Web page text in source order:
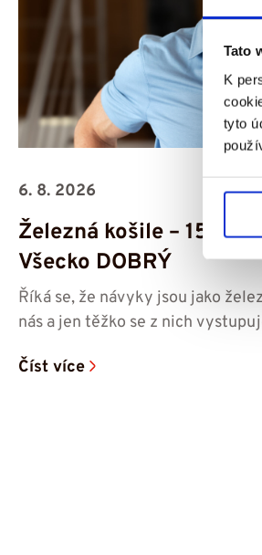
Tato
K
tyto
6. 8. 2026
Železná košile – 15. díl
Všecko DOBRÝ
Říká se, že návyky jsou jako
nás a jen těžko se z nich
Číst více